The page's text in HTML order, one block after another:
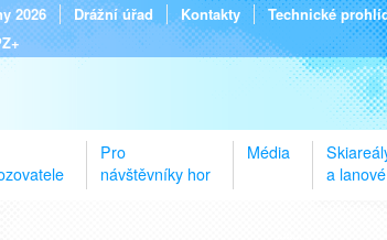
2026 Drážní úřad Kontakty
Technické
Pro
návštěvníky hor
Média
a